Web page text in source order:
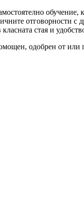
обучение,
стая и
одобрен от